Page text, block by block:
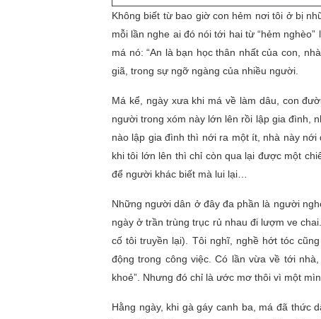
Không biết từ bao giờ con hẻm nơi tôi ở bị
mỗi lần nghe ai đó nói tới hai từ “hẻm
má nó: “An là bạn học thân nhất của con,
giã, trong sự ngỡ ngàng của nhiều người.
Má kể, ngày xưa khi má về làm dâu, con
người trong xóm này lớn lên rồi lập gia đình,
nào lập gia đình thì nới ra một ít, nhà này
khi tôi lớn lên thì chỉ còn qua lại được một
để người khác biết mà lui lại…
Những người dân ở đây đa phần là người
ngày ở trần trùng trục rủ nhau đi lượm ve
cố tôi truyền lại). Tôi nghĩ, nghề hớt tóc
động trong công việc. Có lần vừa về tới
khoẻ”. Nhưng đó chỉ là ước mơ thôi vì một
Hằng ngày, khi gà gáy canh ba, má đã thức